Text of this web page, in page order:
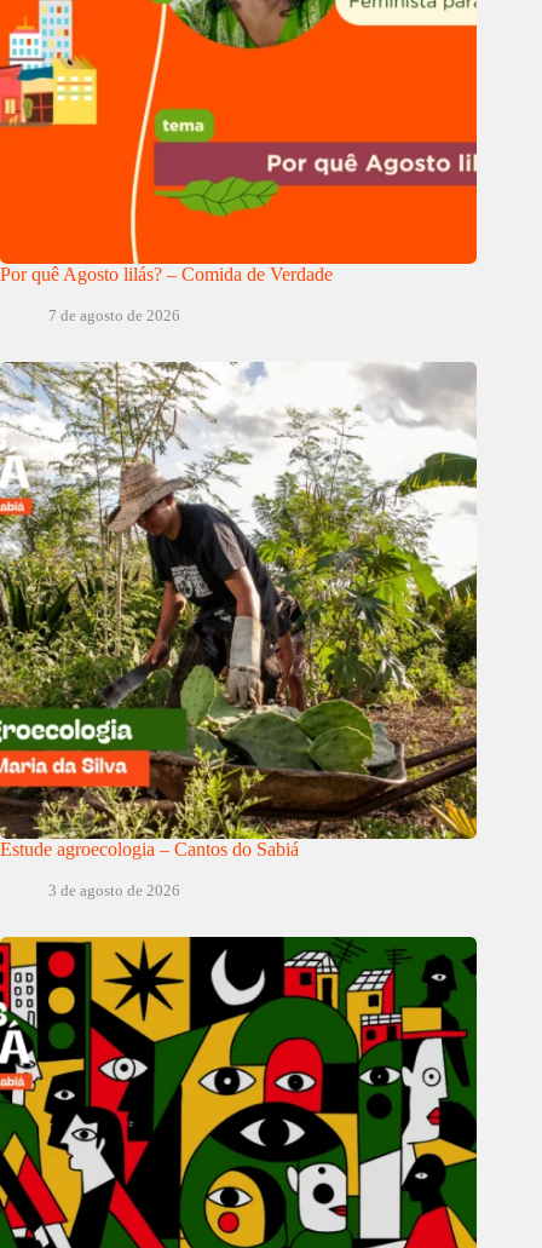
Por quê Agosto lilás? – Comida de Verdade
7 de agosto de 2026
Estude agroecologia – Cantos do Sabiá
3 de agosto de 2026